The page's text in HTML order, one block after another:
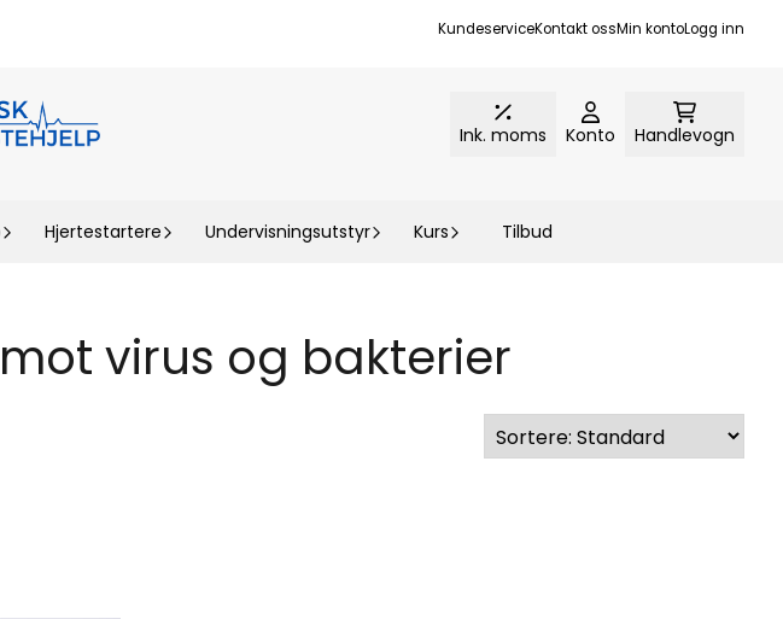
KundeserviceKontakt ossMin kontoLogg inn
Ink. moms Konto Handlevogn
Hjertestartere Undervisningsutstyr Kurs Tilbud
virus og bakterier